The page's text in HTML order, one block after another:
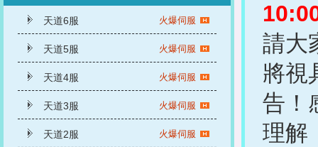
天道6服 火爆伺服
天道5服 火爆伺服
天道4服 火爆伺服
天道3服 火爆伺服
天道2服 火爆伺服
請大
將視
告！
理解